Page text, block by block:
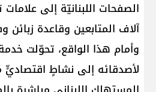
الصفحات اللبنانيّة إلى
آلاف المتابعين وقاعدة زبائن
وأمام هذا الواقع، تحوّلت
لأصدقائه إلى نشاطٍ اقتصاديٍّ